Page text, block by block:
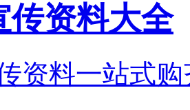
传资料大全
资料一站式购